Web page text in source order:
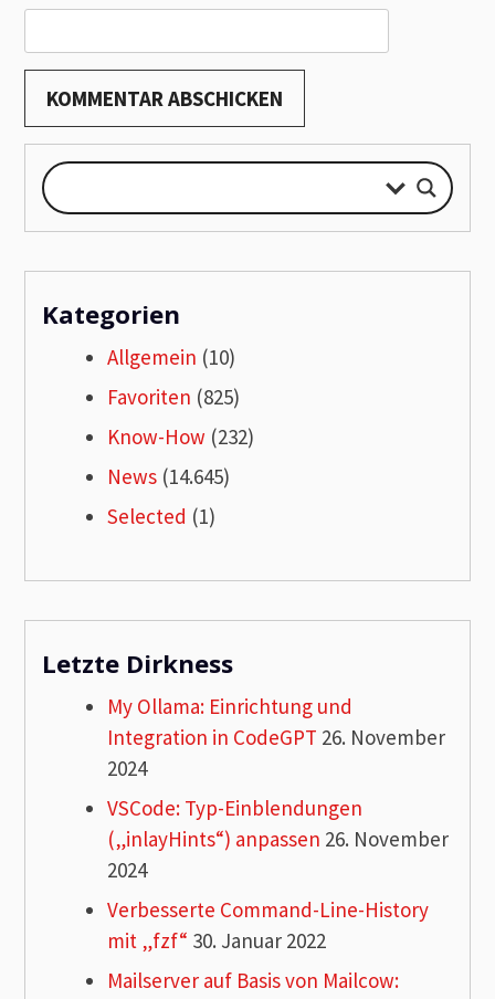
Kategorien
Allgemein (10)
Favoriten (825)
Know-How (232)
News (14.645)
Selected (1)
Letzte Dirkness
My Ollama: Einrichtung und
Integration in CodeGPT 26. November
2024
VSCode: Typ-Einblendungen
(„inlayHints“) anpassen 26. November
2024
Verbesserte Command-Line-History
mit „fzf“ 30. Januar 2022
Mailserver auf Basis von Mailcow: